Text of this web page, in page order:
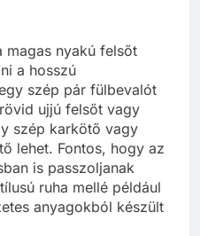
magas nyakú felsőt
a hosszú
szép pár fülbevalót
ujjú felsőt vagy
szép karkötő vagy
lehet. Fontos, hogy az
is passzoljanak
ruha mellé például
anyagokból készült